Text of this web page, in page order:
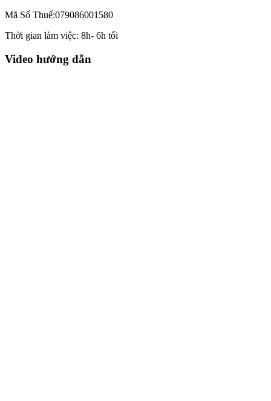
Mã Số Thuế:079086001580
Thời gian làm việc: 8h- 6h tối
Video hướng dẫn